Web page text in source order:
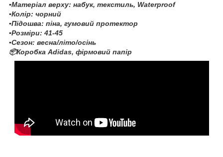
▪️Матеріал верху: набук, текстиль, Waterproof
▪️Колір: чорний
▪️Підошва: піна, гумовий протектор
▪️Розміри: 41-45
▪️Сезон: весна/літо/осінь
📦Коробка Adidas, фірмовий папір